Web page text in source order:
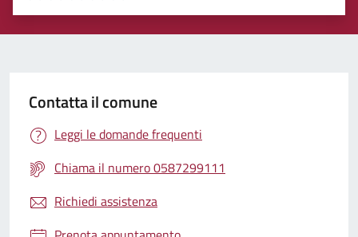
Valuta 5 stelle su 5
Valuta 4 stelle su 5
Valuta 3 stelle su 5
Valuta 2 stelle su 5
Valuta 1 stelle su 5
Contatta il comune
Leggi le domande frequenti
Chiama il numero 0587299111
Richiedi assistenza